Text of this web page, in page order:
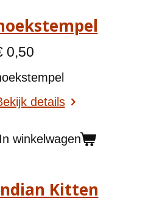
0,50
details
winkelwagen
Kitten